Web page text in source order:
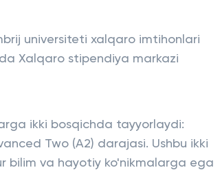
universiteti xalqaro imtihonlari
Xalqaro stipendiya markazi
ikki bosqichda tayyorlaydi:
Two (A2) darajasi. Ushbu ikki
bilim va hayotiy ko'nikmalarga ega